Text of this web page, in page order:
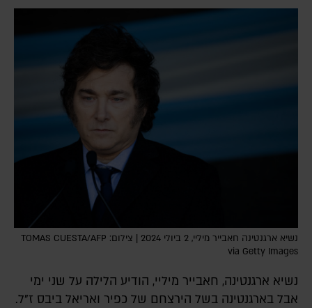
נשיא ארגנטינה חאבייר מיליי, 2 ביולי 2024 | צילום: TOMAS CUESTA/AFP
via Getty Images
נשיא ארגנטינה, חאבייר מיליי, הודיע הלילה על שני ימי
אבל בארגנטינה בשל הירצחם של כפיר ואריאל ביבס ז"ל.